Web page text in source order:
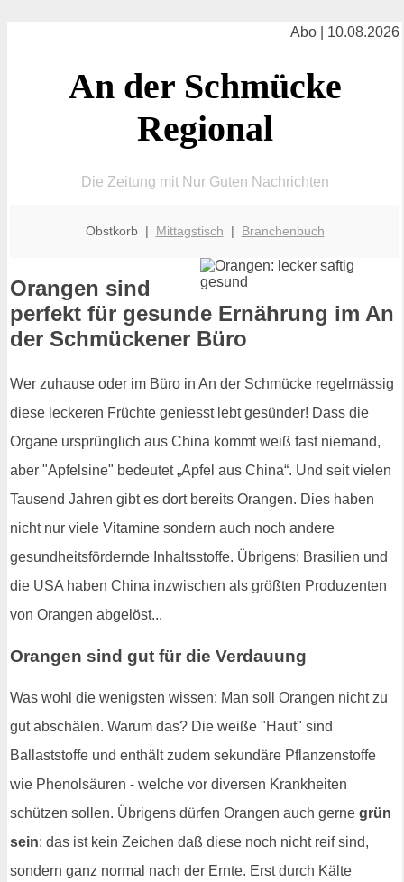
Abo | 10.08.2026
An der Schmücke
Regional
Die Zeitung mit Nur Guten Nachrichten
Obstkorb | Mittagstisch | Branchenbuch
Orangen sind
perfekt für gesunde Ernährung im An
der Schmückener Büro
Wer zuhause oder im Büro in An der Schmücke regelmässig
diese leckeren Früchte geniesst lebt gesünder! Dass die
Organe ursprünglich aus China kommt weiß fast niemand,
aber "Apfelsine" bedeutet „Apfel aus China“. Und seit vielen
Tausend Jahren gibt es dort bereits Orangen. Dies haben
nicht nur viele Vitamine sondern auch noch andere
gesundheitsfördernde Inhaltsstoffe. Übrigens: Brasilien und
die USA haben China inzwischen als größten Produzenten
von Orangen abgelöst...
Orangen sind gut für die Verdauung
Was wohl die wenigsten wissen: Man soll Orangen nicht zu
gut abschälen. Warum das? Die weiße "Haut" sind
Ballaststoffe und enthält zudem sekundäre Pflanzenstoffe
wie Phenolsäuren - welche vor diversen Krankheiten
schützen sollen. Übrigens dürfen Orangen auch gerne grün
sein: das ist kein Zeichen daß diese noch nicht reif sind,
sondern ganz normal nach der Ernte. Erst durch Kälte